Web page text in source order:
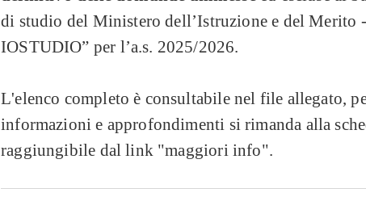
di studio del Ministero dell’Istruzione e del Merito
IOSTUDIO” per l’a.s. 2025/2026.
L'elenco completo è consultabile nel file allegato,
informazioni e approfondimenti si rimanda alla
raggiungibile dal link "maggiori info".